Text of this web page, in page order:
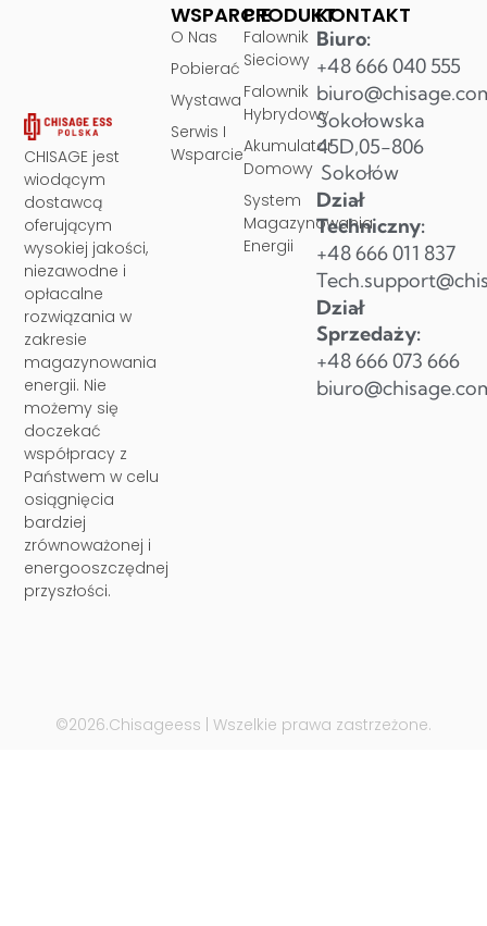
CHISAGE jest
wiodącym
dostawcą
oferującym
wysokiej jakości,
niezawodne i
opłacalne
rozwiązania w
zakresie
magazynowania
energii. Nie
możemy się
doczekać
współpracy z
Państwem w celu
osiągnięcia
bardziej
zrównoważonej i
energooszczędnej
przyszłości.
PRODUKT
Falownik
Sieciowy
Falownik
Hybrydowy
Akumulator
Domowy
System
Magazynowania
Energii
WSPARCIE
O Nas
Pobierać
Wystawa
Serwis I
Wsparcie
KONTAKT
Biuro:
+48 666 040 555
Sokołowska
45D,05-806
Sokołów
Dział
Techniczny:
+48 666 011 837
Dział
Sprzedaży:
+48 666 073 666
©2026.Chisageess | Wszelkie prawa zastrzeżone.